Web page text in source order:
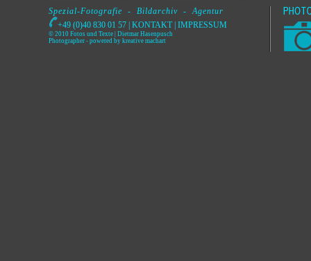
Spezial-Fotografie - Bildarchiv - Agentur
+49 (0)40 830 01 57 | KONTAKT| IMPRESSUM
© 2010 Fotos und Texte | Dietmar Hasenpusch
Photographer - powered by kreative machart